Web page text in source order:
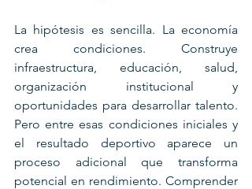
La hipótesis es sencilla. La economía
crea condiciones. Construye
infraestructura, educación, salud,
organización institucional y
oportunidades para desarrollar talento.
Pero entre esas condiciones iniciales y
el resultado deportivo aparece un
proceso adicional que transforma
potencial en rendimiento. Comprender